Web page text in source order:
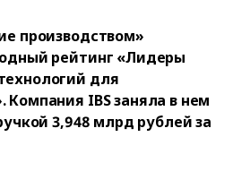
производством»
рейтинг «Лидеры
для
IBS заняла в нем
3,948 млрд рублей за